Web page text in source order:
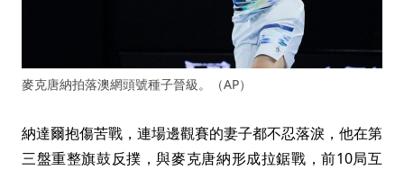
麥克唐納拍落澳網頭號種子晉級。（AP）
納達爾抱傷苦戰，連場邊觀賽的妻子都不忍落淚，他在第
三盤重整旗鼓反撲，與麥克唐納形成拉鋸戰，前10局互